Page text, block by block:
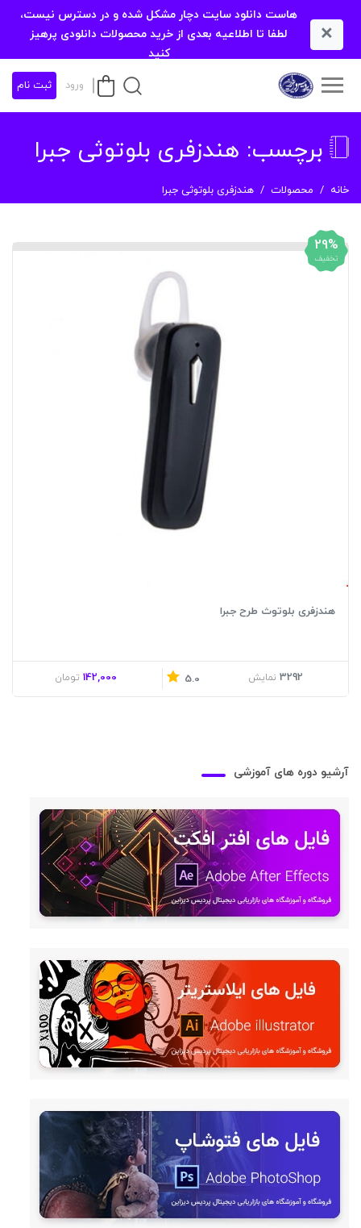
×
هاست دانلود سایت دچار مشکل شده و در دسترس نیست،
لطفا تا اطلاعیه بعدی از خرید محصولات دانلودی پرهیز
کنید
ورود ثبت نام
برچسب: هندزفری بلوتوثی جبرا
خانه محصولات هندزفری بلوتوثی جبرا
29%
تخفیف
هندزفری بلوتوث طرح جبرا
3292 نمایش 5.0
142,000 تومان
آرشیو دوره های آموزشی